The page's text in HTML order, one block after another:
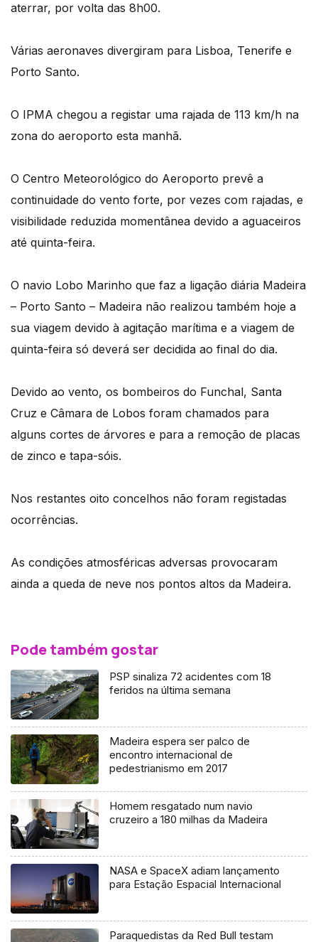
aterrar, por volta das 8h00.
Várias aeronaves divergiram para Lisboa, Tenerife e
Porto Santo.
O IPMA chegou a registar uma rajada de 113 km/h na
zona do aeroporto esta manhã.
O Centro Meteorológico do Aeroporto prevê a
continuidade do vento forte, por vezes com rajadas, e
visibilidade reduzida momentânea devido a aguaceiros
até quinta-feira.
O navio Lobo Marinho que faz a ligação diária Madeira
– Porto Santo – Madeira não realizou também hoje a
sua viagem devido à agitação marítima e a viagem de
quinta-feira só deverá ser decidida ao final do dia.
Devido ao vento, os bombeiros do Funchal, Santa
Cruz e Câmara de Lobos foram chamados para
alguns cortes de árvores e para a remoção de placas
de zinco e tapa-sóis.
Nos restantes oito concelhos não foram registadas
ocorrências.
As condições atmosféricas adversas provocaram
ainda a queda de neve nos pontos altos da Madeira.
Pode também gostar
PSP sinaliza 72 acidentes com 18
feridos na última semana
Madeira espera ser palco de
encontro internacional de
pedestrianismo em 2017
Homem resgatado num navio
cruzeiro a 180 milhas da Madeira
NASA e SpaceX adiam lançamento
para Estação Espacial Internacional
Paraquedistas da Red Bull testam